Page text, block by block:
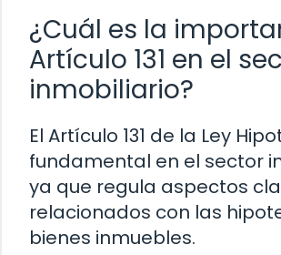
¿Cuál es la
Artículo 131 en el
inmobiliario?
El Artículo 131 de la Ley
fundamental en el sector
ya que regula aspectos
relacionados con las
bienes inmuebles.